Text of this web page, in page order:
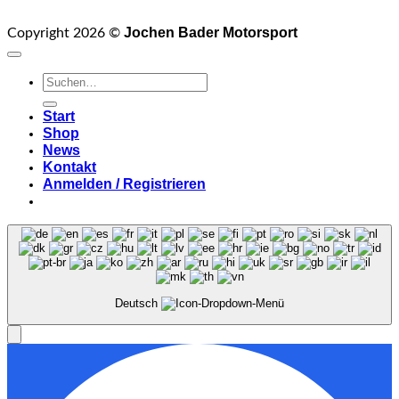
Copyright 2026 © Jochen Bader Motorsport
Suchen
Start
Shop
News
Kontakt
Anmelden / Registrieren
Deutsch